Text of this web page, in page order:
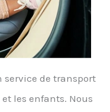
service de transport
les enfants. Nous